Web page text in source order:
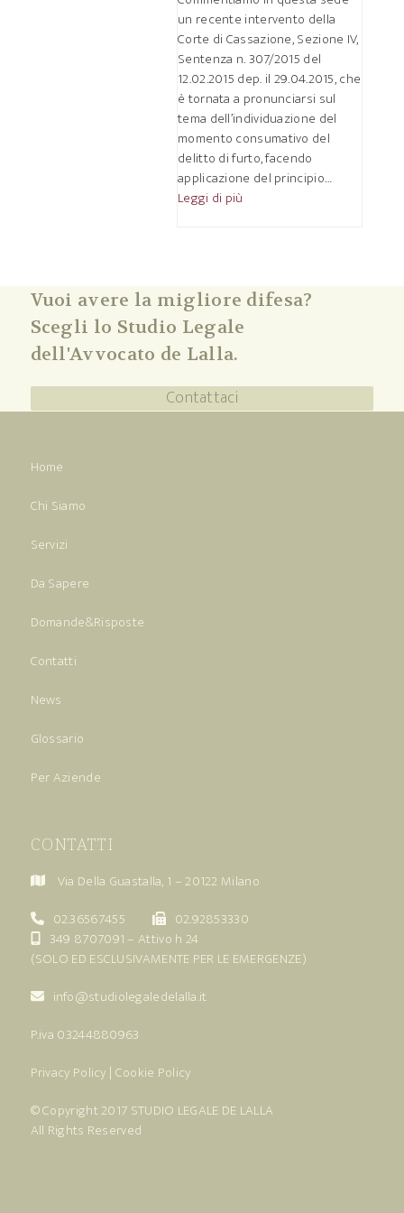
un recente intervento della
Corte di Cassazione, Sezione IV,
Sentenza n. 307/2015 del
12.02.2015 dep. il 29.04.2015, che
è tornata a pronunciarsi sul
tema dell’individuazione del
momento consumativo del
delitto di furto, facendo
applicazione del principio…
Leggi di più
Vuoi avere la migliore difesa?
Scegli lo Studio Legale
dell'Avvocato de Lalla.
Contattaci
Home
Chi Siamo
Servizi
Da Sapere
Domande&Risposte
Contatti
News
Glossario
Per Aziende
CONTATTI
Via Della Guastalla, 1 – 20122 Milano
02.36567455
02.92853330
349 8707091 – Attivo h 24
(SOLO ED ESCLUSIVAMENTE PER LE EMERGENZE)
info@studiolegaledelalla.it
P.iva 03244880963
Privacy Policy | Cookie Policy
© Copyright 2017 STUDIO LEGALE DE LALLA
All Rights Reserved